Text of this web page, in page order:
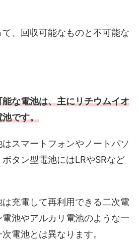
、回収可能なものと不可能な
な電池は、主にリチウムイオ
池です。
スマートフォンやノートパソ
タン型電池にはLRやSRなど
充電して再利用できる二次電
池やアルカリ電池のような一
電池とは異なります。